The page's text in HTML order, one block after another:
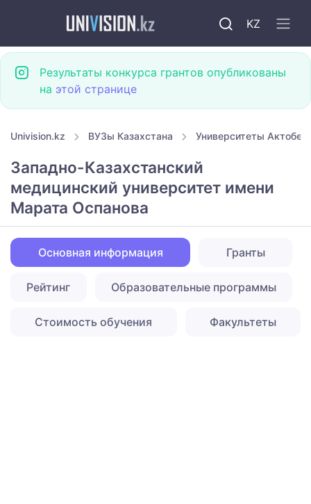
KZ
Результаты конкурса грантов опубликованы
на этой странице
Univision.kz ВУЗы Казахстана Университеты Актобе
Западно-Казахстанский
медицинский университет имени
Марата Оспанова
Основная информация Гранты
Рейтинг Образовательные программы
Стоимость обучения Факультеты